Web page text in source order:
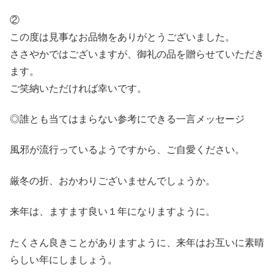
②
この度は見事なお品物をありがとうございました。
ささやかではございますが、御礼の品を贈らせていただき
ます。
ご笑納いただければ幸いです。
◎誰とも当てはまらない参考にできる一言メッセージ
風邪が流行っているようですから、ご自愛ください。
厳冬の折、おかわりございませんでしょうか。
来年は、ますます良い１年になりますように。
たくさん良きことがありますように、来年はお互いに素晴
らしい年にしましょう。